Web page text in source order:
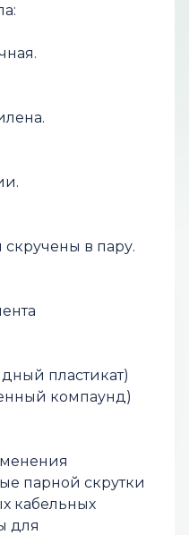
в пару.
пластикат)
компаунд)
парной скрутки
кабельных
для